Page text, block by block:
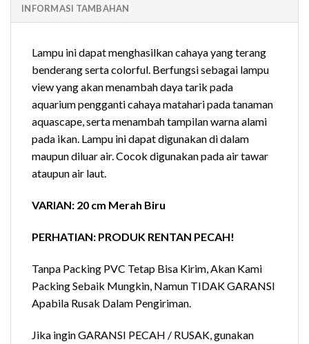
INFORMASI TAMBAHAN
Lampu ini dapat menghasilkan cahaya yang terang
benderang serta colorful. Berfungsi sebagai lampu
view yang akan menambah daya tarik pada
aquarium pengganti cahaya matahari pada tanaman
aquascape, serta menambah tampilan warna alami
pada ikan. Lampu ini dapat digunakan di dalam
maupun diluar air. Cocok digunakan pada air tawar
ataupun air laut.
VARIAN: 20 cm Merah Biru
PERHATIAN: PRODUK RENTAN PECAH!
Tanpa Packing PVC Tetap Bisa Kirim, Akan Kami
Packing Sebaik Mungkin, Namun TIDAK GARANSI
Apabila Rusak Dalam Pengiriman.
Jika ingin GARANSI PECAH / RUSAK, gunakan